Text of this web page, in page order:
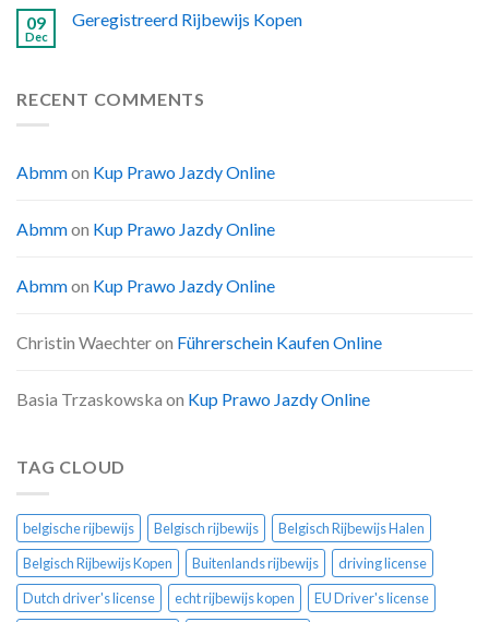
09
Dec
Geregistreerd Rijbewijs Kopen
RECENT COMMENTS
Abmmon Kup Prawo Jazdy Online
Abmmon Kup Prawo Jazdy Online
Abmmon Kup Prawo Jazdy Online
Christin Waechteron Führerschein Kaufen Online
Basia Trzaskowska on Kup Prawo Jazdy Online
TAG CLOUD
belgische rijbewijs Belgisch rijbewijs
Belgisch Rijbewijs Halen
Belgisch Rijbewijs Kopen
Buitenlands rijbewijs
driving license
Dutch driver's license
echt rijbewijs kopen
EU Driver's license